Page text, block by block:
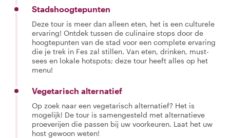
Stadshoogtepunten
Deze tour is meer dan alleen eten, het is een culturele
ervaring! Ontdek tussen de culinaire stops door de
hoogtepunten van de stad voor een complete ervaring
die je trek in Fes zal stillen. Van eten, drinken, must-
sees en lokale hotspots; deze tour heeft alles op het
menu!
Vegetarisch alternatief
Op zoek naar een vegetarisch alternatief? Het is
mogelijk! De tour is samengesteld met alternatieve
proeverijen die passen bij uw voorkeuren. Laat het uw
host gewoon weten!